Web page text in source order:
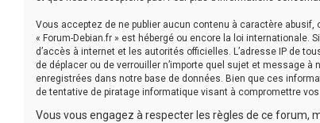
Vous acceptez de ne publier aucun contenu à caractère
« Forum-Debian.fr » est hébergé ou encore la loi
d’accès à internet et les autorités officielles. L’adresse IP de
de déplacer ou de verrouiller n’importe quel sujet et message
enregistrées dans notre base de données. Bien que ces
de tentative de piratage informatique visant à compromettre
Vous vous engagez à respecter les règles de ce forum,